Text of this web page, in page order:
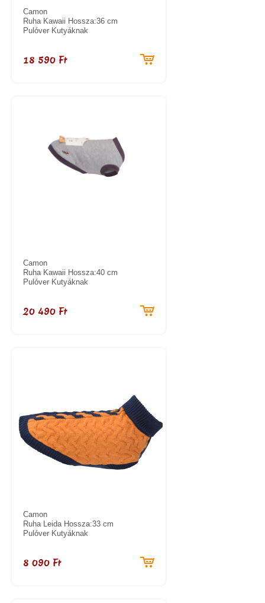
Camon
Ruha Kawaii Hossza:36 cm
Pulóver Kutyáknak
18 590 Ft
Camon
Ruha Kawaii Hossza:40 cm
Pulóver Kutyáknak
20 490 Ft
Camon
Ruha Leida Hossza:33 cm
Pulóver Kutyáknak
8 090 Ft